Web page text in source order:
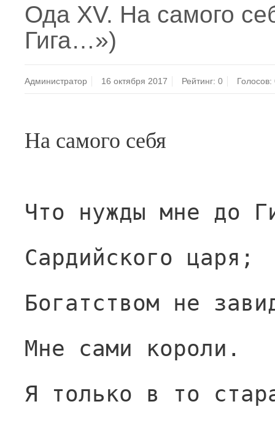
Ода XV. На самого
Гига…»)
Администратор 16 октября 2017 Рейтинг:0 Голосов:
На самого себя
Что нужды мне до
Сардийского царя;
Богатством не
Мне сами короли.
Я только в то